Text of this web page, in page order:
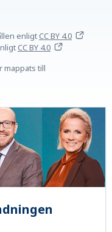
enligtCC BY 4.0
CC BY 4.0
mappats till